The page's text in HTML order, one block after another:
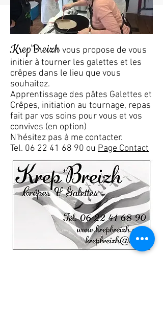
Krep'Breizhvous propose de vous
initier à tourner les galettes et les
crêpes dans le lieu que vous
souhaitez.
Apprentissage des pâtes Galettes et
Crêpes, initiation au tournage, repas
fait par vos soins pour vous et vos
convives (en option)
N'hésitez pas à me contacter.
Tel. 06 22 41 68 90 ou Page Contact